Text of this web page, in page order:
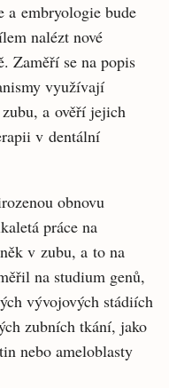
a embryologie bude
nalézt nové
Zaměří se na popis
využívají
a ověří jejich
v dentální
obnovu
práce na
v zubu, a to na
na studium genů,
vývojových stádiích
zubních tkání, jako
nebo ameloblasty